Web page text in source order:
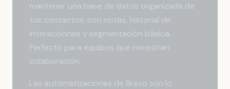
mantener una base de datos organizada de
tus contactos, con notas, historial de
interacciones y segmentación básica.
Perfecto para equipos que necesitan
colaboración.
Las automatizaciones de Brevo son lo